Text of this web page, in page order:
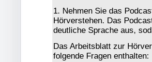
1. Nehmen Sie das
Hörverstehen. Das
deutliche Sprache aus,
Das Arbeitsblatt zur
folgende Fragen enthalten: